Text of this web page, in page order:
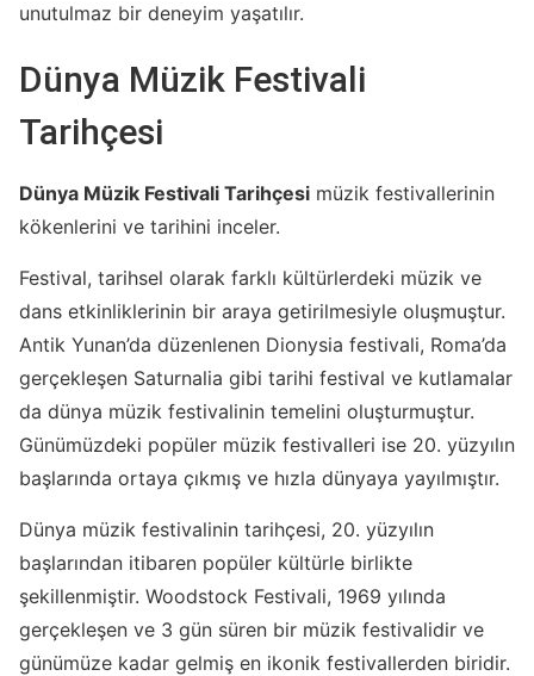
unutulmaz bir deneyim yaşatılır.
Dünya Müzik Festivali
Tarihçesi
Dünya Müzik Festivali Tarihçesi müzik festivallerinin
kökenlerini ve tarihini inceler.
Festival, tarihsel olarak farklı kültürlerdeki müzik ve
dans etkinliklerinin bir araya getirilmesiyle oluşmuştur.
Antik Yunan’da düzenlenen Dionysia festivali, Roma’da
gerçekleşen Saturnalia gibi tarihi festival ve kutlamalar
da dünya müzik festivalinin temelini oluşturmuştur.
Günümüzdeki popüler müzik festivalleri ise 20. yüzyılın
başlarında ortaya çıkmış ve hızla dünyaya yayılmıştır.
Dünya müzik festivalinin tarihçesi, 20. yüzyılın
başlarından itibaren popüler kültürle birlikte
şekillenmiştir. Woodstock Festivali, 1969 yılında
gerçekleşen ve 3 gün süren bir müzik festivalidir ve
günümüze kadar gelmiş en ikonik festivallerden biridir.